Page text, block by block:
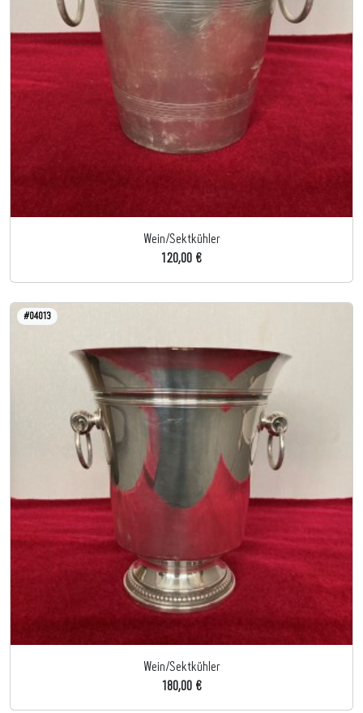
Wein/Sektkühler
120,00 €
#04013
Wein/Sektkühler
180,00 €